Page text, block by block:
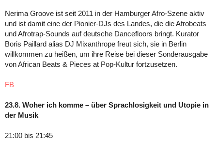
Nerima Groove ist seit 2011 in der Hamburger Afro-Szene aktiv
und ist damit eine der Pionier-DJs des Landes, die die Afrobeats
und Afrotrap-Sounds auf deutsche Dancefloors bringt. Kurator
Boris Paillard alias DJ Mixanthrope freut sich, sie in Berlin
willkommen zu heißen, um ihre Reise bei dieser Sonderausgabe
von African Beats & Pieces at Pop-Kultur fortzusetzen.
FB
23.8. Woher ich komme – über Sprachlosigkeit und Utopie in
der Musik
21:00 bis 21:45